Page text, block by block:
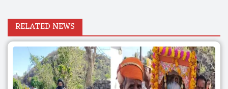
RELATED NEWS